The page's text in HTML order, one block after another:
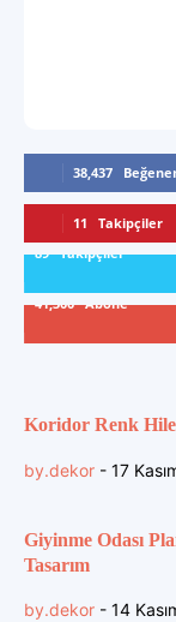
38,437
11 Takipçiler
89 Takipçiler
41,300 Abone
Koridor Renk
by.dekor - 17
Giyinme Odası
Tasarım
by.dekor - 14